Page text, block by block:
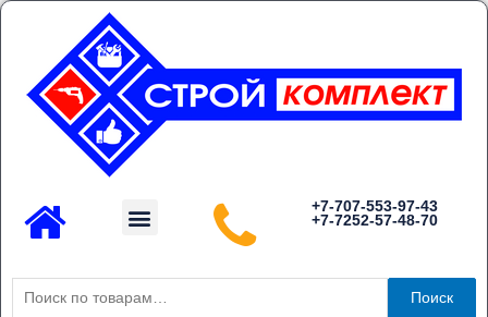
Перейти
содержимому
Menu
+7-707-553-97-43
+7-7252-57-48-70
Искать:
Поиск